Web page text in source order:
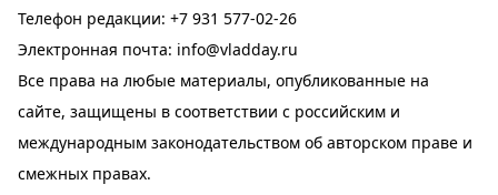
Телефон редакции: +7 931 577-02-26
Электронная почта: info@vladday.ru
Все права на любые материалы, опубликованные на
сайте, защищены в соответствии с российским и
международным законодательством об авторском праве и
смежных правах.